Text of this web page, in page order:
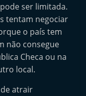
ser limitada.
tentam negociar
o país tem
não consegue
Checa ou na
local.
atrair